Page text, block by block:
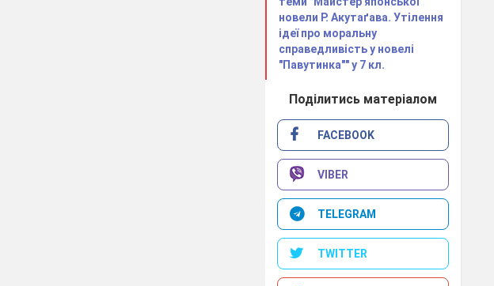
новели Р. Акутаґава. Утілення
ідеї про моральну
справедливість у новелі
"Павутинка"" у 7 кл.
Поділитись матеріалом
FACEBOOK
VIBER
TELEGRAM
TWITTER